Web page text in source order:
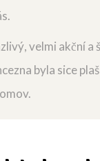
velmi akční a
byla sice